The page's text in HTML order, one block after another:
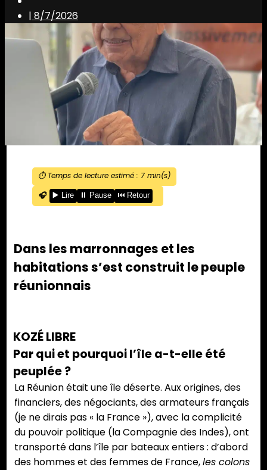
| 8/7/2026
⏱️ Temps de lecture estimé : 7min(s)
🎧
▶️ Lire ⏸️ Pause ⏮️ Retour
Dans les marronnages et les
habitations s’est construit le peuple
réunionnais
KOZÉ LIBRE
Par qui et pourquoi l’île a-t-elle été
peuplée ?
La Réunion était une île déserte. Aux origines, des
financiers, des négociants, des armateurs français
(je ne dirais pas « la France »), avec la complicité
du pouvoir politique (la Compagnie des Indes), ont
transporté dans l’île par bateaux entiers : d’abord
des hommes et des femmes de France,les colons